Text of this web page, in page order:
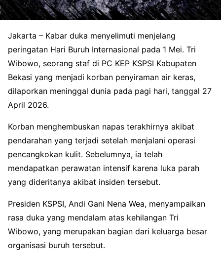
Jakarta – Kabar duka menyelimuti menjelang
peringatan Hari Buruh Internasional pada 1 Mei. Tri
Wibowo, seorang staf di PC KEP KSPSI Kabupaten
Bekasi yang menjadi korban penyiraman air keras,
dilaporkan meninggal dunia pada pagi hari, tanggal 27
April 2026.
Korban menghembuskan napas terakhirnya akibat
pendarahan yang terjadi setelah menjalani operasi
pencangkokan kulit. Sebelumnya, ia telah
mendapatkan perawatan intensif karena luka parah
yang dideritanya akibat insiden tersebut.
Presiden KSPSI, Andi Gani Nena Wea, menyampaikan
rasa duka yang mendalam atas kehilangan Tri
Wibowo, yang merupakan bagian dari keluarga besar
organisasi buruh tersebut.